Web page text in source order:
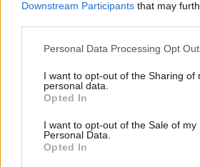
Downstream Participants that may
Personal Data Processing Opt
I want to opt-out of the Sharing of
personal data.
Opted In
I want to opt-out of the Sale of my
Personal Data.
Opted In
κατασκευάζεται
οδικού δικτύου
Παναθηναϊκού.